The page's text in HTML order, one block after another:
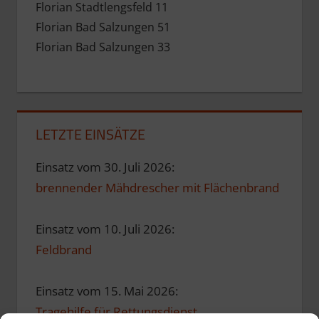
Florian Stadtlengsfeld 11
Florian Bad Salzungen 51
Florian Bad Salzungen 33
LETZTE EINSÄTZE
Einsatz vom 30. Juli 2026:
brennender Mähdrescher mit Flächenbrand
Einsatz vom 10. Juli 2026:
Feldbrand
Einsatz vom 15. Mai 2026:
Tragehilfe für Rettungsdienst